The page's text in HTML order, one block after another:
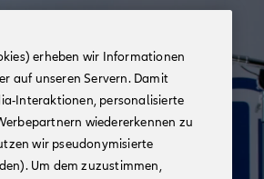
erheben wir Informationen
auf unseren Servern. Damit
Interaktionen, personalisierte
wiedererkennen zu
wir pseudonymisierte
Um dem zuzustimmen,